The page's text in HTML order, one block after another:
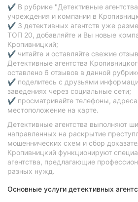
✔ В рубрике "Детективные
учреждения и компании в
✔ 3 детективных агентств уже
ТОП 20, добавляйте и Вы новые
Кропивницкий;
✔ читайте и оставляйте свежие
Детективные агентства
оставлено 6 отзывов в данной
✔ поделитесь с друзьями
заведениях через социальные сети;
✔ просматривайте телефоны,
местоположение на карте.
Детективные агентства выполняют
направленных на раскрытие
мошеннических схем и сбор
Кропивницкий функционируют
агентства, предлагающие
разных нужд.
Основные услуги детективных